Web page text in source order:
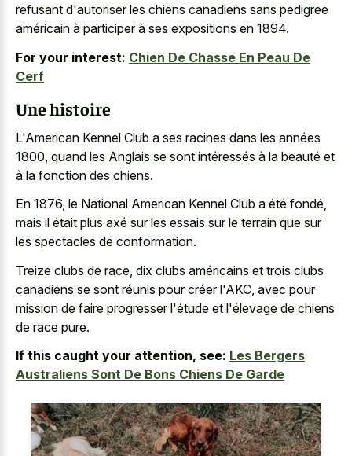
refusant d'autoriser les chiens canadiens sans pedigree
américain à participer à ses expositions en 1894.
For your interest: Chien De Chasse En Peau De
Cerf
Une histoire
L'American Kennel Club a ses racines dans les années
1800, quand les Anglais se sont intéressés à la beauté et
à la fonction des chiens.
En 1876, le National American Kennel Club a été fondé,
mais il était plus axé sur les essais sur le terrain que sur
les spectacles de conformation.
Treize clubs de race, dix clubs américains et trois clubs
canadiens se sont réunis pour créer l'AKC, avec pour
mission de faire progresser l'étude et l'élevage de chiens
de race pure.
If this caught your attention, see: Les Bergers
Australiens Sont De Bons Chiens De Garde